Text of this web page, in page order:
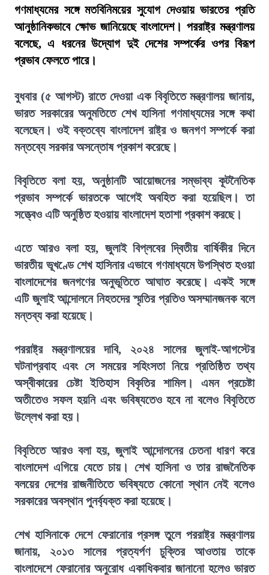
গণমাধ্যমের সঙ্গে মতবিনিময়ের সুযোগ দেওয়ায় ভারতের প্রতি
আনুষ্ঠানিকভাবে ক্ষোভ জানিয়েছে বাংলাদেশ। পররাষ্ট্র মন্ত্রণালয়
বলেছে, এ ধরনের উদ্যোগ দুই দেশের সম্পর্কের ওপর বিরূপ
প্রভাব ফেলতে পারে।
বুধবার (৫ আগস্ট) রাতে দেওয়া এক বিবৃতিতে মন্ত্রণালয় জানায়,
ভারত সরকারের অনুমতিতে শেখ হাসিনা গণমাধ্যমের সঙ্গে কথা
বলেছেন। ওই বক্তব্যে বাংলাদেশ রাষ্ট্র ও জনগণ সম্পর্কে করা
মন্তব্যে সরকার অসন্তোষ প্রকাশ করেছে।
বিবৃতিতে বলা হয়, অনুষ্ঠানটি আয়োজনের সম্ভাব্য কূটনৈতিক
প্রভাব সম্পর্কে ভারতকে আগেই অবহিত করা হয়েছিল। তা
সত্ত্বেও এটি অনুষ্ঠিত হওয়ায় বাংলাদেশ হতাশা প্রকাশ করছে।
এতে আরও বলা হয়, জুলাই বিপ্লবের দ্বিতীয় বার্ষিকীর দিনে
ভারতীয় ভূখণ্ডে শেখ হাসিনার এভাবে গণমাধ্যমে উপস্থিত হওয়া
বাংলাদেশের জনগণের অনুভূতিতে আঘাত করেছে। একই সঙ্গে
এটি জুলাই আন্দোলনে নিহতদের স্মৃতির প্রতিও অসম্মানজনক বলে
মন্তব্য করা হয়েছে।
পররাষ্ট্র মন্ত্রণালয়ের দাবি, ২০২৪ সালের জুলাই-আগস্টের
ঘটনাপ্রবাহ এবং সে সময়ের সহিংসতা নিয়ে প্রতিষ্ঠিত তথ্য
অস্বীকারের চেষ্টা ইতিহাস বিকৃতির শামিল। এমন প্রচেষ্টা
অতীতেও সফল হয়নি এবং ভবিষ্যতেও হবে না বলেও বিবৃতিতে
উল্লেখ করা হয়।
বিবৃতিতে আরও বলা হয়, জুলাই আন্দোলনের চেতনা ধারণ করে
বাংলাদেশ এগিয়ে যেতে চায়। শেখ হাসিনা ও তার রাজনৈতিক
বলয়ের দেশের রাজনীতিতে ভবিষ্যতে কোনো স্থান নেই বলেও
সরকারের অবস্থান পুনর্ব্যক্ত করা হয়েছে।
শেখ হাসিনাকে দেশে ফেরানোর প্রসঙ্গ তুলে পররাষ্ট্র মন্ত্রণালয়
জানায়, ২০১৩ সালের প্রত্যর্পণ চুক্তির আওতায় তাকে
বাংলাদেশে ফেরানোর অনুরোধ একাধিকবার জানানো হলেও ভারত